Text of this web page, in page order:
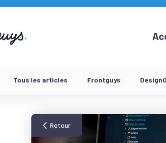
Tous les articles Frontguys
Retour